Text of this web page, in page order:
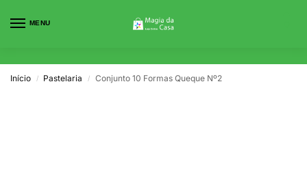
MENU
Início / Pastelaria / Conjunto 10 Formas Queque Nº2